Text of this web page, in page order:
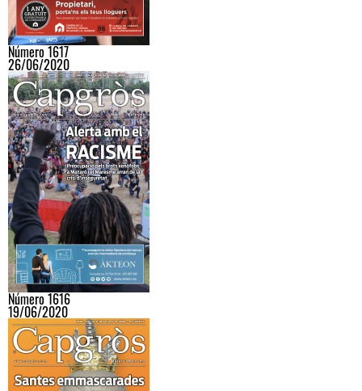
Número 1617
26/06/2020
Número 1616
19/06/2020